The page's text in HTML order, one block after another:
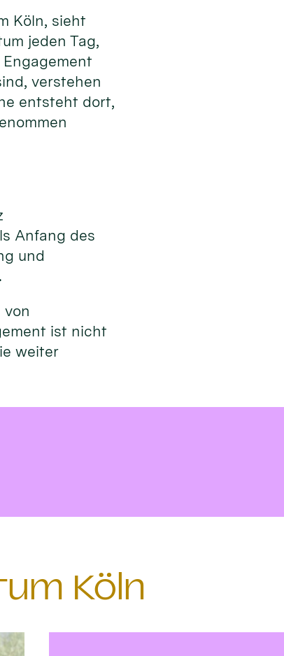
Köln, sieht
jeden Tag,
verstehen
entsteht dort,
Anfang des
und
ist nicht
weiter
Köln